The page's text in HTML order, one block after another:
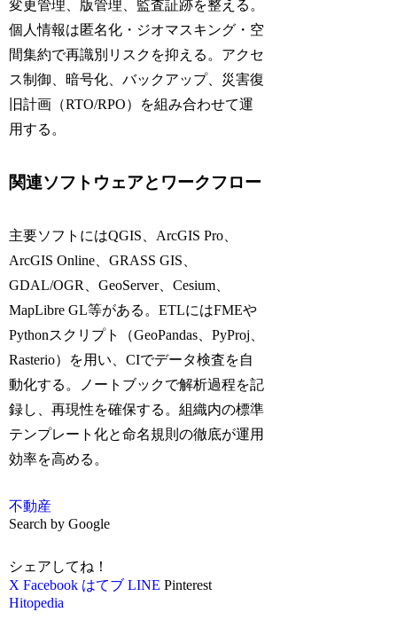
変更管理、版管理、監査証跡を整える。
個人情報は匿名化・ジオマスキング・空
間集約で再識別リスクを抑える。アクセ
ス制御、暗号化、バックアップ、災害復
旧計画（RTO/RPO）を組み合わせて運
用する。
関連ソフトウェアとワークフロー
主要ソフトにはQGIS、ArcGIS Pro、
ArcGIS Online、GRASS GIS、
GDAL/OGR、GeoServer、Cesium、
MapLibre GL等がある。ETLにはFMEや
Pythonスクリプト（GeoPandas、PyProj、
Rasterio）を用い、CIでデータ検査を自
動化する。ノートブックで解析過程を記
録し、再現性を確保する。組織内の標準
テンプレート化と命名規則の徹底が運用
効率を高める。
不動産
Search by Google
シェアしてね！
X Facebook はてブ LINE Pinterest
Hitopedia